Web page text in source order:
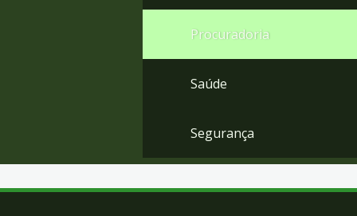
Procuradoria
Saúde
Segurança